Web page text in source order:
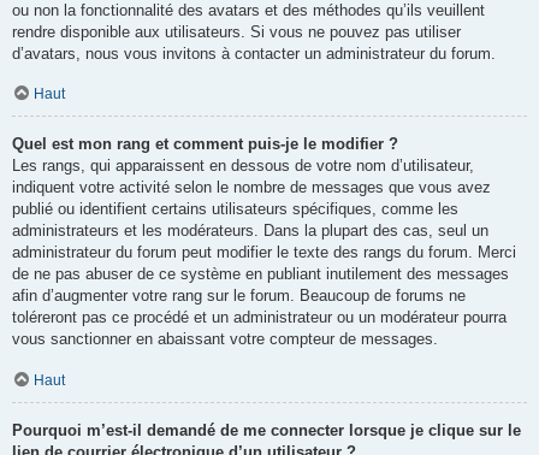
ou non la fonctionnalité des avatars et des méthodes qu’ils veuillent
rendre disponible aux utilisateurs. Si vous ne pouvez pas utiliser
d’avatars, nous vous invitons à contacter un administrateur du forum.
Haut
Quel est mon rang et comment puis-je le modifier ?
Les rangs, qui apparaissent en dessous de votre nom d’utilisateur,
indiquent votre activité selon le nombre de messages que vous avez
publié ou identifient certains utilisateurs spécifiques, comme les
administrateurs et les modérateurs. Dans la plupart des cas, seul un
administrateur du forum peut modifier le texte des rangs du forum. Merci
de ne pas abuser de ce système en publiant inutilement des messages
afin d’augmenter votre rang sur le forum. Beaucoup de forums ne
toléreront pas ce procédé et un administrateur ou un modérateur pourra
vous sanctionner en abaissant votre compteur de messages.
Haut
Pourquoi m’est-il demandé de me connecter lorsque je clique sur le